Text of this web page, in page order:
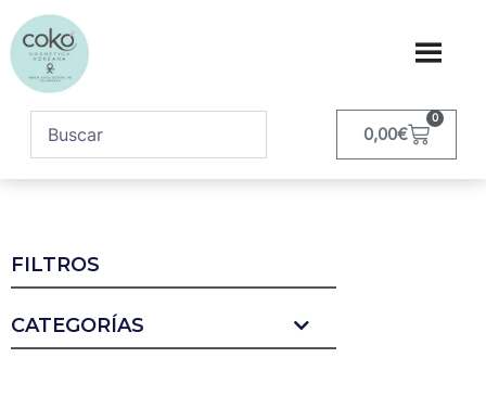
0,00€
0
FILTROS
CATEGORÍAS